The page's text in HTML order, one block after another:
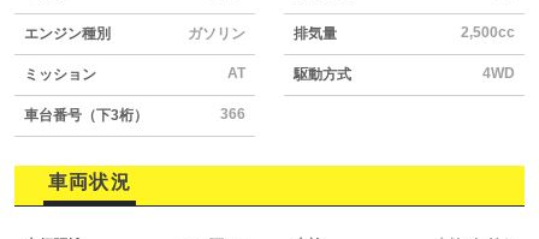
エンジン種別 ガソリン 排気量 2,500cc
ミッション AT 駆動方式 4WD
車台番号（下3桁） 366
車両状況